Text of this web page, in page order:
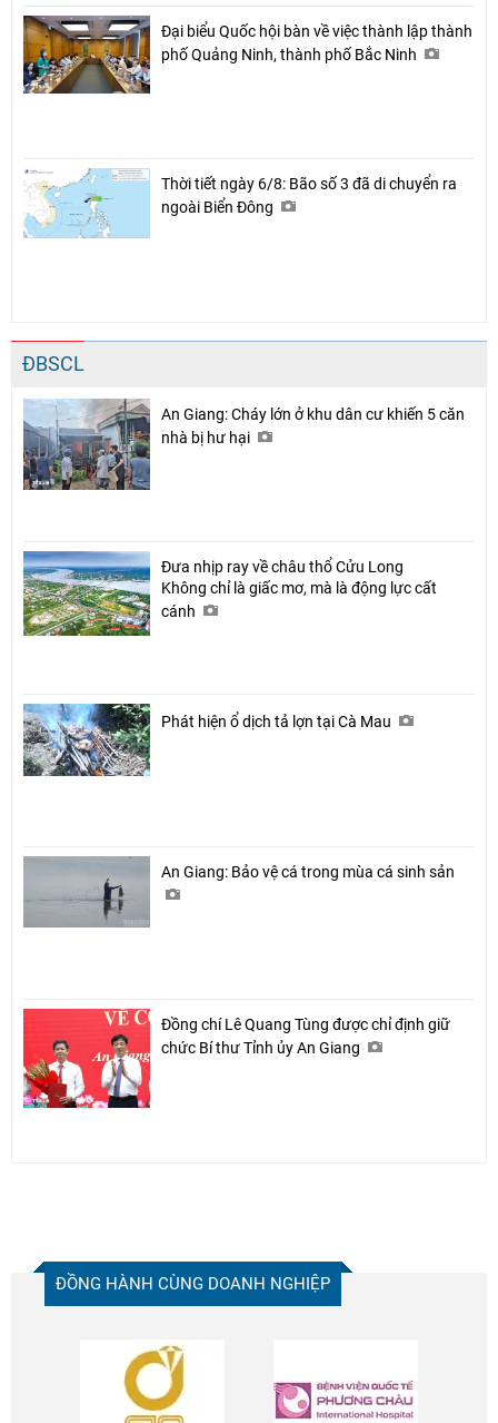
Đại biểu Quốc hội bàn về việc thành lập thành
phố Quảng Ninh, thành phố Bắc Ninh
Thời tiết ngày 6/8: Bão số 3 đã di chuyển ra
ngoài Biển Đông
ĐBSCL
An Giang: Cháy lớn ở khu dân cư khiến 5 căn
nhà bị hư hại
Đưa nhịp ray về châu thổ Cửu Long
Không chỉ là giấc mơ, mà là động lực cất
cánh
Phát hiện ổ dịch tả lợn tại Cà Mau
An Giang: Bảo vệ cá trong mùa cá sinh sản
Đồng chí Lê Quang Tùng được chỉ định giữ
chức Bí thư Tỉnh ủy An Giang
ĐỒNG HÀNH CÙNG DOANH NGHIỆP